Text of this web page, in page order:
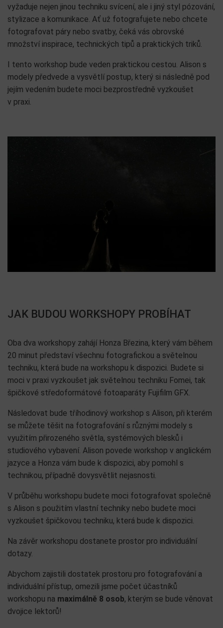
vyžaduje nejen jinou techniku svícení, ale i jiný styl pózování,
stylizace a komunikace. Ať už fotografujete nebo chcete
fotografovat páry nebo svatby, čeká vás obrovské
množství inspirace, technických tipů a praktických triků.
I tento workshop bude veden praktickou cestou. Alison s
modely předvede a vysvětlí postup, který si následně pod
jejím vedením budete moci bezprostředně vyzkoušet
v praxi.
JAK BUDOU WORKSHOPY PROBÍHAT
Oba dva workshopy zahájí Honza Březina, který vám během
20 minut představí všechnu fotografickou a světelnou
techniku, která bude na workshopu k dispozici. Budete si
moci v praxi vyzkoušet jak světelnou techniku Fomei, tak
špičkové středoformátové fotoaparáty Fujifilm GFX.
Následovat bude tříhodinový workshop s Alison, při kterém
se můžete těšit na fotografování s různými modely s
využitím přirozeného světla, systémových blesků i
studiového vybavení. Alison povede workshop v anglickém
jazyce a Honza vám bude k dispozici, aby pomohl s
technikou, případně dovysvětlit nejasnosti.
V průběhu workshopu budete moci fotografovat společně
s Alison s použitím vlastní techniky nebo budete moci
vyzkoušet špičkovou techniku, která bude k dispozici.
Na závěr workshopu dostanete prostor pro individuální
dotazy.
Abychom zajistili dostatek prostoru pro fotografování a
individuální přístup, omezili jsme počet účastníků
workshopu na maximálně 8 osob, kterým se bude věnovat
dvojice lektorů!